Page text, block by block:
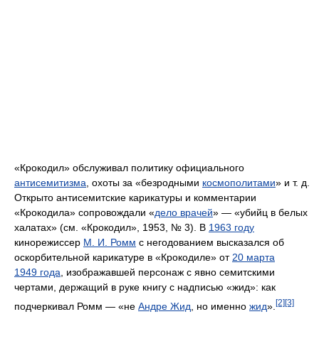
«Крокодил» обслуживал политику официального
антисемитизма , охоты за «безродными космополитами» и т. д.
Открыто антисемитские карикатуры и комментарии
«Крокодила» сопровождали «дело врачей» — «убийц в белых
халатах» (см. «Крокодил», 1953, № 3). В 1963 году
кинорежиссер М. И. Ромм с негодованием высказался об
оскорбительной карикатуре в «Крокодиле» от 20 марта
1949 года , изображавшей персонаж с явно семитскими
чертами, держащий в руке книгу с надписью «жид»: как
подчеркивал Ромм — «не Андре Жид , но именно жид». [2][3]